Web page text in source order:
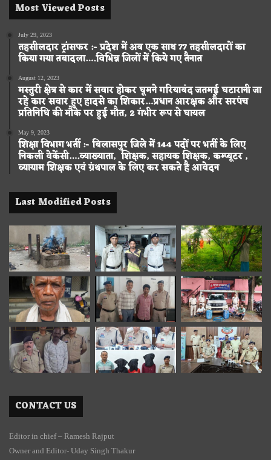
Most Viewed Posts
July 29, 2023
तहसीलदार ट्रांसफर :- प्रदेश में अब एक साथ 77 तहसीलदारों का
किया गया तबादला….विभिन्न जिलों में किये गए तैनात
August 12, 2023
मस्तुरी क्षेत्र से कार में सवार होकर घूमने गरियाबंद जतमई घटारानी जा
रहे कार सवार हुए हादसे का शिकार…प्रधान आरक्षक और सरपंच
प्रतिनिधि की मौके पर हुई मौत, 2 गंभीर रूप से घायल
May 9, 2023
शिक्षा विभाग भर्ती :- बिलासपुर जिले में 144 पदों पर भर्ती के लिए
निकली वेकेंसी….व्याख्याता, शिक्षक, सहायक शिक्षक, कम्प्यूटर ,
व्यायाम शिक्षक एवं ग्रंथपाल के लिए कर सकते है आवेदन
Last Modified Posts
CONTACT US
Editor in chief – Ramesh Rajput
Owner and Editor- Uday Singh Thakur